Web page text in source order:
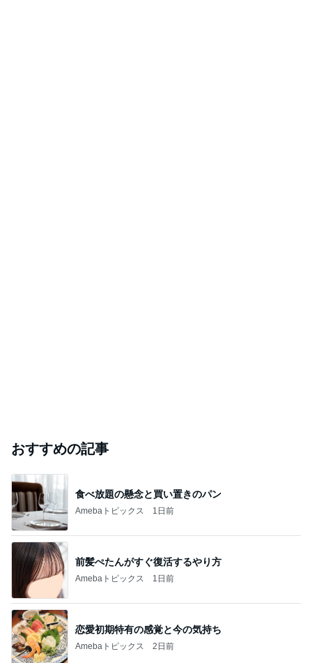
おすすめの記事
食べ放題の懸念と買い置きのパン
Amebaトピックス 1日前
前髪ぺたんがすぐ復活するやり方
Amebaトピックス 1日前
恋愛初期特有の感覚と今の気持ち
Amebaトピックス 2日前